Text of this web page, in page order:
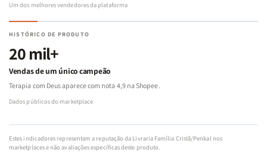
Um dos melhores vendedores da plataforma
HISTÓRICO DE PRODUTO
20 mil+
Vendas de um único campeão
Terapia com Deus aparece com nota 4,9 na Shopee.
Dados públicos do marketplace
Estes indicadores representam a reputação da Livraria Família Cristã/Penkal nos
marketplaces e não avaliações específicas deste produto.